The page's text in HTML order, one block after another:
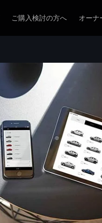
ご購入検討の方へ オーナ